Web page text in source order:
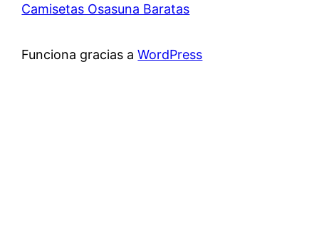
Camisetas Osasuna Baratas
Funciona gracias aWordPress